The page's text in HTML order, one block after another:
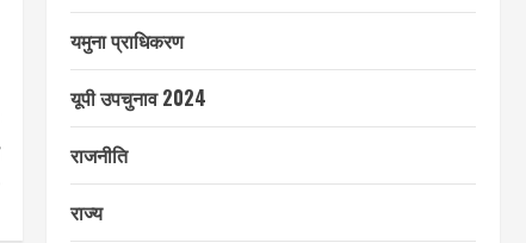
यमुना प्राधिकरण
यूपी उपचुनाव 2024
राजनीति
राज्य